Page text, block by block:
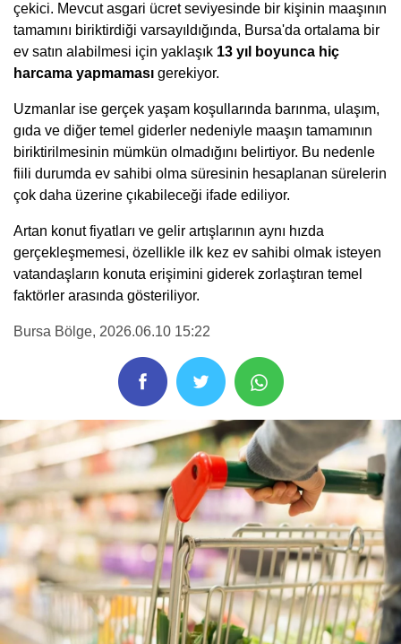
çekici. Mevcut asgari ücret seviyesinde bir kişinin maaşının
tamamını biriktirdiği varsayıldığında, Bursa'da ortalama bir
ev satın alabilmesi için yaklaşık 13 yıl boyunca hiç
harcama yapmaması gerekiyor.
Uzmanlar ise gerçek yaşam koşullarında barınma, ulaşım,
gıda ve diğer temel giderler nedeniyle maaşın tamamının
biriktirilmesinin mümkün olmadığını belirtiyor. Bu nedenle
fiili durumda ev sahibi olma süresinin hesaplanan sürelerin
çok daha üzerine çıkabileceği ifade ediliyor.
Artan konut fiyatları ve gelir artışlarının aynı hızda
gerçekleşmemesi, özellikle ilk kez ev sahibi olmak isteyen
vatandaşların konuta erişimini giderek zorlaştıran temel
faktörler arasında gösteriliyor.
Bursa Bölge, 2026.06.10 15:22